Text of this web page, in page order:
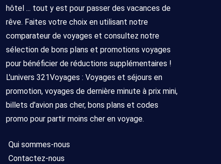
hôtel ... tout y est pour passer des vacances de
rêve. Faites votre choix en utilisant notre
comparateur de voyages et consultez notre
sélection de bons plans et promotions voyages
pour bénéficier de réductions supplémentaires !
L'univers 321Voyages : Voyages et séjours en
promotion, voyages de dernière minute à prix mini,
billets d'avion pas cher, bons plans et codes
promo pour partir moins cher en voyage.
Qui sommes-nous
Contactez-nous